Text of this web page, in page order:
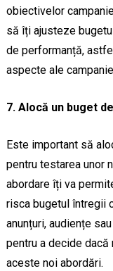
obiectivelor
să îți ajusteze
de performanță,
aspecte ale
7. Alocă un buget
Este important să
pentru testarea unor
abordare îți va
risca bugetul întregii
anunțuri, audiențe
pentru a decide
aceste noi abordări.